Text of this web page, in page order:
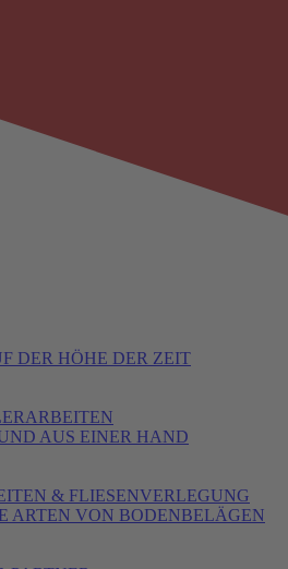
DER HÖHE DER ZEIT
AUS EINER HAND
& FLIESENVERLEGUNG
ARTEN VON BODENBELÄGEN